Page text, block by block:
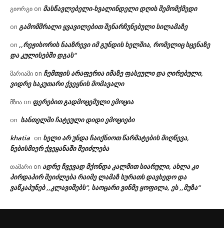
გიორგი on მასწავლებელი-ხვალინდელი დღის შემომქმედი
on გამომშრალი ყვავილებით შენარჩუნებული სილამაზე
on ,,რეჟისორის ნააზრევი იმ გუნდის ხელშია, რომელიც სცენაზე
და კულისებში დგას“
მარიამი on ჩემთვის არაფერია იმაზე ფასეული და ღირებული,
ვიდრე საკუთარი ქვეყნის მომავალი
მზია on ფერებით გადმოცემული ემოცია
on სანთელში ჩატეული დიდი ემოციები
khatia on ხელი არ უნდა ჩაიქნიოთ წარმატების მიღწევა,
ნებისმიერ ქვეყანაში შეიძლება
თამარი on ადრე ჩვევად მქონდა კალმით სიარული, ახლა კი
პირდაპირ შეიძლება რაიმე ლამაზ სურათს დავხედო და
ვაწკაპუნებ ,,კლავიშებს“, საოცარი ვინმე ყოფილა, ეს ,,მუზა“